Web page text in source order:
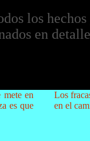
los
en
mete en
es que
Los
en el